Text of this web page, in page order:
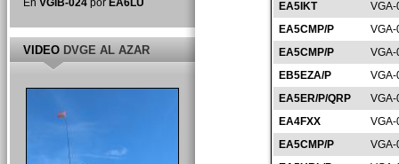
EA5IKT
EA5CMP/P
EA5CMP/P
EB5EZA/P
EA5ER/P/QRP
EA4FXX
EA5CMP/P
En VGIB-024por EA6LU
VIDEODVGE AL AZAR